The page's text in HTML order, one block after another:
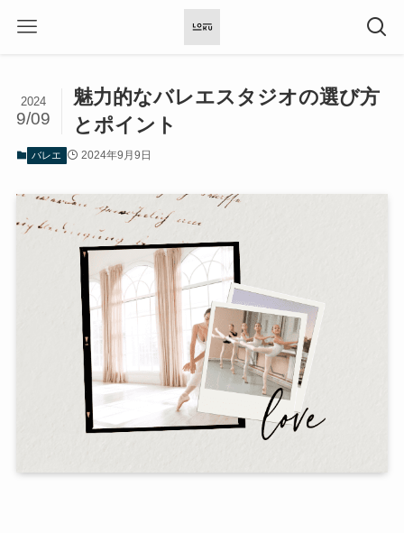
魅力的なバレエスタジオの選び方
とポイント
2024
9/09
バレエ 2024年9月9日